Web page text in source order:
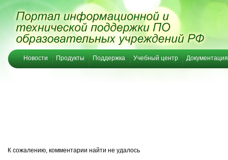
Новости Продукты Поддержка Учебный центр Документация
К сожалению, комментарии найти не удалось